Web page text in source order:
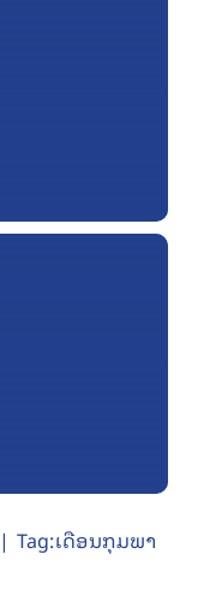
Tag:ເດືອນກຸມພາ